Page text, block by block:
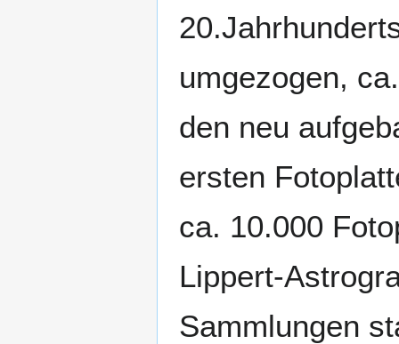
umgezogen,
den neu
ersten
ca. 10.000
Lippert-
Sammlungen